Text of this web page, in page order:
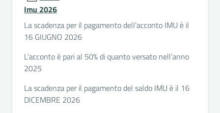
Imu 2026
La scadenza per il pagamento dell’acconto IMU è il
16 GIUGNO 2026
L’acconto è pari al 50% di quanto versato nell’anno
2025
La scadenza per il pagamento del saldo IMU è il 16
DICEMBRE 2026